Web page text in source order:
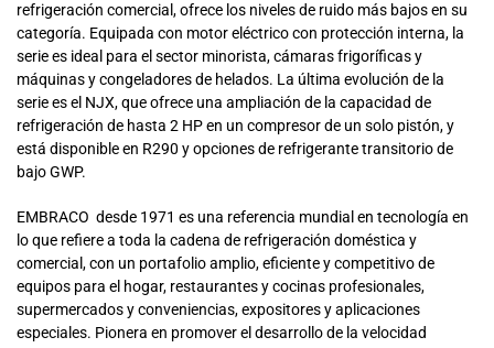
refrigeración comercial, ofrece los niveles de ruido más bajos en su
categoría. Equipada con motor eléctrico con protección interna, la
serie es ideal para el sector minorista, cámaras frigoríficas y
máquinas y congeladores de helados. La última evolución de la
serie es el NJX, que ofrece una ampliación de la capacidad de
refrigeración de hasta 2 HP en un compresor de un solo pistón, y
está disponible en R290 y opciones de refrigerante transitorio de
bajo GWP.
EMBRACO desde 1971 es una referencia mundial en tecnología en
lo que refiere a toda la cadena de refrigeración doméstica y
comercial, con un portafolio amplio, eficiente y competitivo de
equipos para el hogar, restaurantes y cocinas profesionales,
supermercados y conveniencias, expositores y aplicaciones
especiales. Pionera en promover el desarrollo de la velocidad